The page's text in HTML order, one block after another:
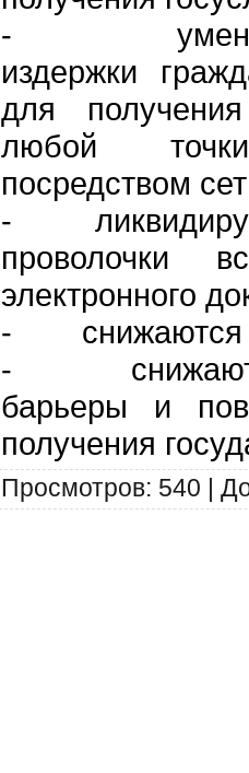
-
издержки
для
любой
посредством
-
проволочки
электронного
- снижаются
- снижаются
барьеры и
получения
Просмотров: 540 |